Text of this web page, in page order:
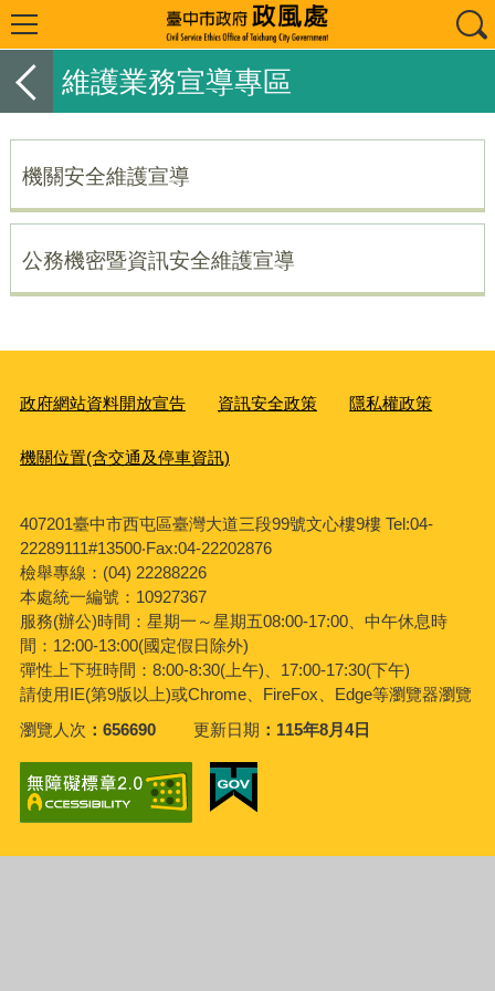
維護業務宣導專區
機關安全維護宣導
公務機密暨資訊安全維護宣導
政府網站資料開放宣告 資訊安全政策 隱私權政策
機關位置(含交通及停車資訊)
407201臺中市西屯區臺灣大道三段99號文心樓9樓 Tel:04-
22289111#13500‧Fax:04-22202876
檢舉專線：(04) 22288226
本處統一編號：10927367
服務(辦公)時間：星期一～星期五08:00-17:00、中午休息時
間：12:00-13:00(國定假日除外)
彈性上下班時間：8:00-8:30(上午)、17:00-17:30(下午)
請使用IE(第9版以上)或Chrome、FireFox、Edge等瀏覽器瀏覽
瀏覽人次
656690 更新日期 115年8月4日